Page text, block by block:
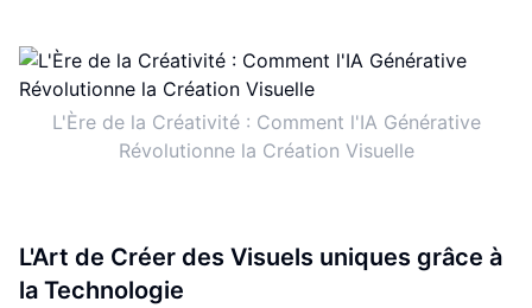
L'Ère de la Créativité : Comment l'IA Générative
Révolutionne la Création Visuelle
L'Art de Créer des Visuels uniques grâce à
la Technologie